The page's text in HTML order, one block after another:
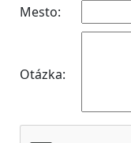
Mesto:
Otázka: